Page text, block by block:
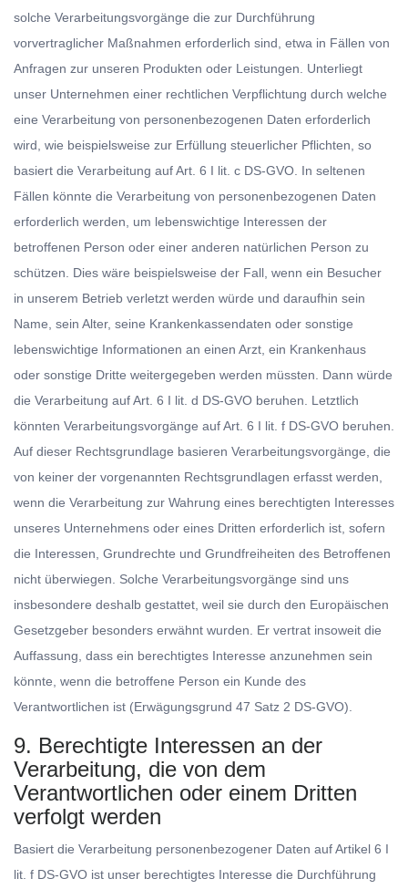
solche Verarbeitungsvorgänge die zur Durchführung
vorvertraglicher Maßnahmen erforderlich sind, etwa in Fällen von
Anfragen zur unseren Produkten oder Leistungen. Unterliegt
unser Unternehmen einer rechtlichen Verpflichtung durch welche
eine Verarbeitung von personenbezogenen Daten erforderlich
wird, wie beispielsweise zur Erfüllung steuerlicher Pflichten, so
basiert die Verarbeitung auf Art. 6 I lit. c DS-GVO. In seltenen
Fällen könnte die Verarbeitung von personenbezogenen Daten
erforderlich werden, um lebenswichtige Interessen der
betroffenen Person oder einer anderen natürlichen Person zu
schützen. Dies wäre beispielsweise der Fall, wenn ein Besucher
in unserem Betrieb verletzt werden würde und daraufhin sein
Name, sein Alter, seine Krankenkassendaten oder sonstige
lebenswichtige Informationen an einen Arzt, ein Krankenhaus
oder sonstige Dritte weitergegeben werden müssten. Dann würde
die Verarbeitung auf Art. 6 I lit. d DS-GVO beruhen. Letztlich
könnten Verarbeitungsvorgänge auf Art. 6 I lit. f DS-GVO beruhen.
Auf dieser Rechtsgrundlage basieren Verarbeitungsvorgänge, die
von keiner der vorgenannten Rechtsgrundlagen erfasst werden,
wenn die Verarbeitung zur Wahrung eines berechtigten Interesses
unseres Unternehmens oder eines Dritten erforderlich ist, sofern
die Interessen, Grundrechte und Grundfreiheiten des Betroffenen
nicht überwiegen. Solche Verarbeitungsvorgänge sind uns
insbesondere deshalb gestattet, weil sie durch den Europäischen
Gesetzgeber besonders erwähnt wurden. Er vertrat insoweit die
Auffassung, dass ein berechtigtes Interesse anzunehmen sein
könnte, wenn die betroffene Person ein Kunde des
Verantwortlichen ist (Erwägungsgrund 47 Satz 2 DS-GVO).
9. Berechtigte Interessen an der
Verarbeitung, die von dem
Verantwortlichen oder einem Dritten
verfolgt werden
Basiert die Verarbeitung personenbezogener Daten auf Artikel 6 I
lit. f DS-GVO ist unser berechtigtes Interesse die Durchführung